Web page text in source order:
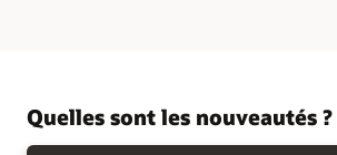
Quelles sont les nouveautés ?